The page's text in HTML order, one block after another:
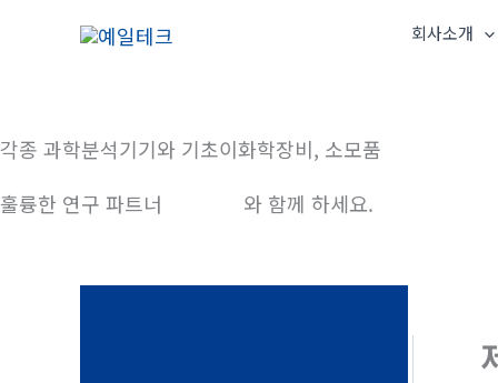
건
뛰
회사소개
각종 과학분석기기와 기초이화학장비, 소모품
훌륭한 연구 파트너
와 함께 하세요.